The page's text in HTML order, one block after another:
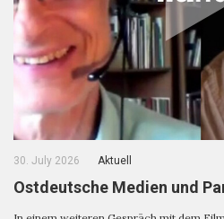
30. July 2026 Aktuell
Ostdeutsche Medien und